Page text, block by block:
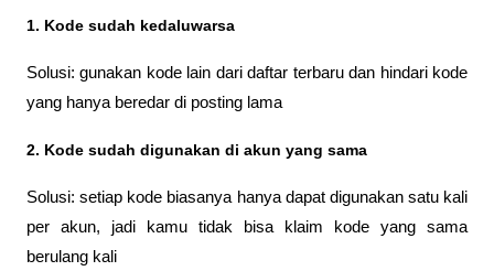
1. Kode sudah kedaluwarsa
Solusi: gunakan kode lain dari daftar terbaru dan hindari kode
yang hanya beredar di posting lama
2. Kode sudah digunakan di akun yang sama
Solusi: setiap kode biasanya hanya dapat digunakan satu kali
per akun, jadi kamu tidak bisa klaim kode yang sama
berulang kali